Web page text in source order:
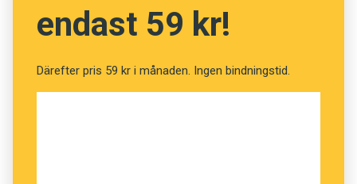
endast 59 kr!
Därefter pris 59 kr i månaden. Ingen bindningstid.